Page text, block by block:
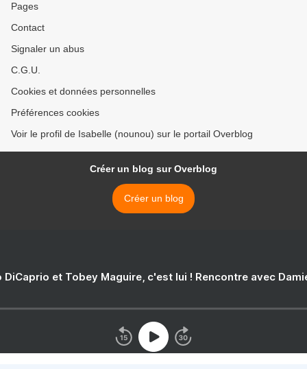
Pages
Contact
Signaler un abus
C.G.U.
Cookies et données personnelles
Préférences cookies
Voir le profil de Isabelle (nounou) sur le portail Overblog
Créer un blog sur Overblog
Créer un blog
DiCaprio et Tobey Maguire, c'est lui ! Rencontre avec